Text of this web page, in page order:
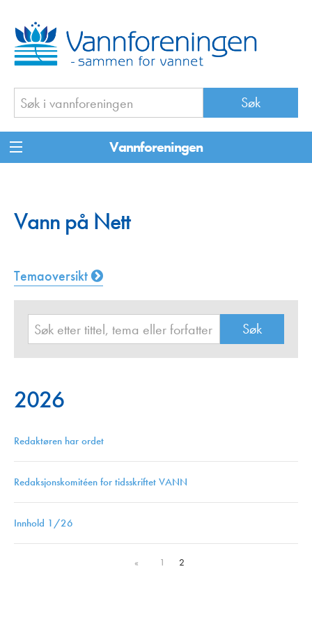
Vannforeningen
Vann på Nett
Temaoversikt
2026
Redaktøren har ordet
Redaksjonskomitéen for tidsskriftet VANN
Innhold 1/26
« 1 2